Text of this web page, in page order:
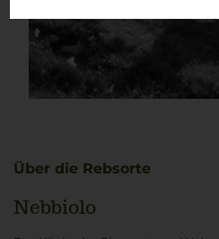
Über die Rebsorte
Nebbiolo